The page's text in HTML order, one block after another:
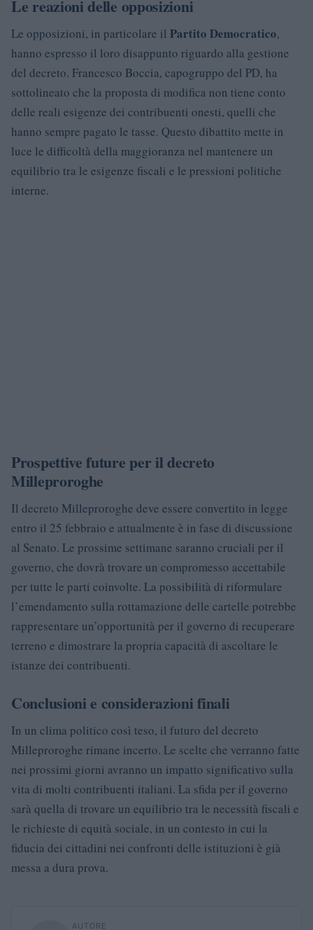
Le reazioni delle opposizioni
Le opposizioni, in particolare il Partito Democratico,
hanno espresso il loro disappunto riguardo alla gestione
del decreto. Francesco Boccia, capogruppo del PD, ha
sottolineato che la proposta di modifica non tiene conto
delle reali esigenze dei contribuenti onesti, quelli che
hanno sempre pagato le tasse. Questo dibattito mette in
luce le difficoltà della maggioranza nel mantenere un
equilibrio tra le esigenze fiscali e le pressioni politiche
interne.
Prospettive future per il decreto
Milleproroghe
Il decreto Milleproroghe deve essere convertito in legge
entro il 25 febbraio e attualmente è in fase di discussione
al Senato. Le prossime settimane saranno cruciali per il
governo, che dovrà trovare un compromesso accettabile
per tutte le parti coinvolte. La possibilità di riformulare
l’emendamento sulla rottamazione delle cartelle potrebbe
rappresentare un’opportunità per il governo di recuperare
terreno e dimostrare la propria capacità di ascoltare le
istanze dei contribuenti.
Conclusioni e considerazioni finali
In un clima politico così teso, il futuro del decreto
Milleproroghe rimane incerto. Le scelte che verranno fatte
nei prossimi giorni avranno un impatto significativo sulla
vita di molti contribuenti italiani. La sfida per il governo
sarà quella di trovare un equilibrio tra le necessità fiscali e
le richieste di equità sociale, in un contesto in cui la
fiducia dei cittadini nei confronti delle istituzioni è già
messa a dura prova.
AUTORE